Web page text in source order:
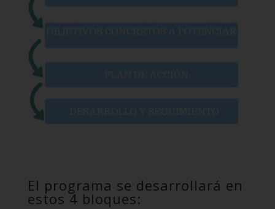
El programa se desarrollará en
estos 4 bloques: